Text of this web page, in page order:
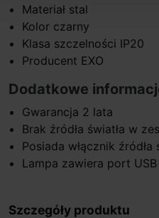
Materiał stal
Kolor czarny
Klasa szczelności IP20
Producent EXO
Dodatkowe
Gwarancja 2 lata
Brak źródła światła w
Posiada włącznik źródła
Lampa zawiera port USB
Szczegóły produktu